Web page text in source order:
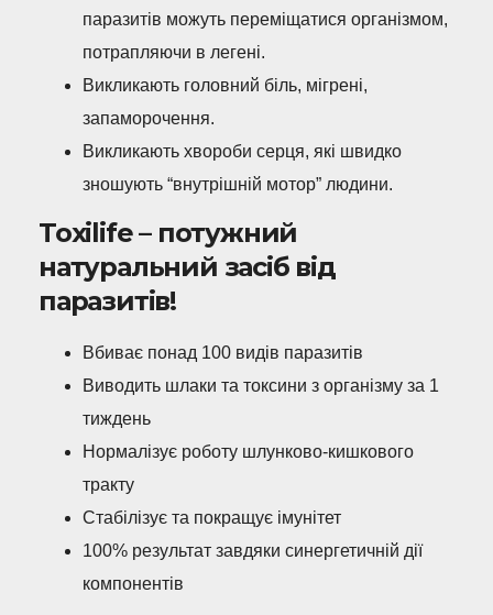
паразитів можуть переміщатися організмом,
потрапляючи в легені.
Викликають головний біль, мігрені,
запаморочення.
Викликають хвороби серця, які швидко
зношують “внутрішній мотор” людини.
Toxilife – потужний
натуральний засіб від
паразитів!
Вбиває понад 100 видів паразитів
Виводить шлаки та токсини з організму за 1
тиждень
Нормалізує роботу шлунково-кишкового
тракту
Стабілізує та покращує імунітет
100% результат завдяки синергетичній дії
компонентів